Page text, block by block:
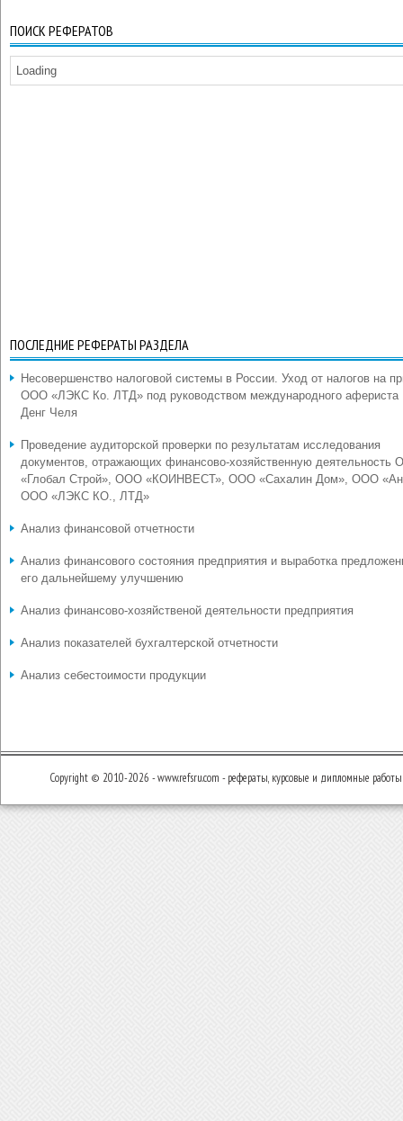
ПОИСК РЕФЕРАТОВ
Loading
ПОСЛЕДНИЕ РЕФЕРАТЫ РАЗДЕЛА
Несовершенство налоговой системы в России. Уход от налогов на
ООО «ЛЭКС Ко. ЛТД» под руководством международного
Денг Челя
Проведение аудиторской проверки по результатам исследования
документов, отражающих финансово-хозяйственную деятельность
«Глобал Строй», ООО «КОИНВЕСТ», ООО «Сахалин Дом», ООО
ООО «ЛЭКС КО., ЛТД»
Анализ финансовой отчетности
Анализ финансового состояния предприятия и выработка
его дальнейшему улучшению
Анализ финансово-хозяйственой деятельности предприятия
Анализ показателей бухгалтерской отчетности
Анализ себестоимости продукции
Copyright © 2010-2026 - www.refsru.com - рефераты, курсовые и дипломные работы